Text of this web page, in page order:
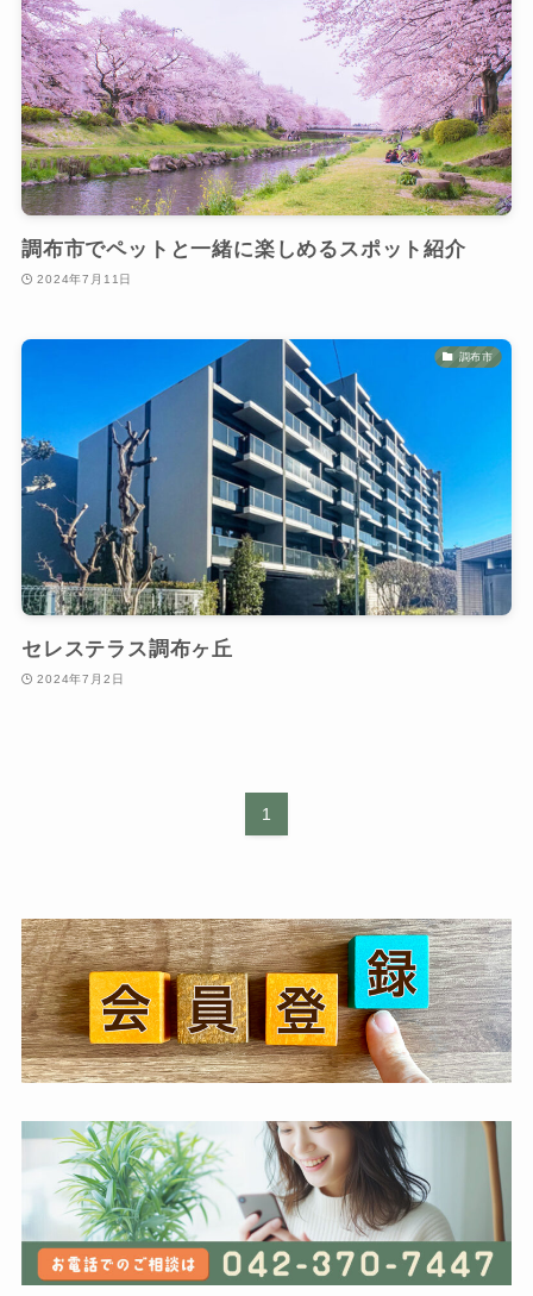
調布市でペットと一緒に楽しめるスポット紹介
2024年7月11日
調布市
セレステラス調布ヶ丘
2024年7月2日
1